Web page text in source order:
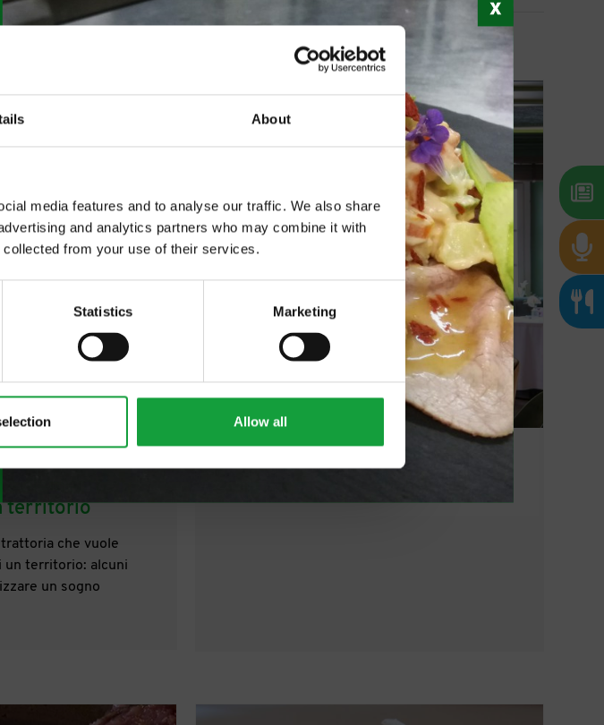
About
media features and to analyse our traffic. We also share
and analytics partners who may combine it with
collected from your use of their services.
Statistics Marketing
Allow all
visualizza tutti
territorio
che vuole
un territorio: alcuni
un sogno